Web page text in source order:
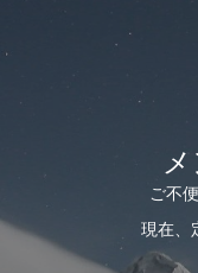
ご不
現在、